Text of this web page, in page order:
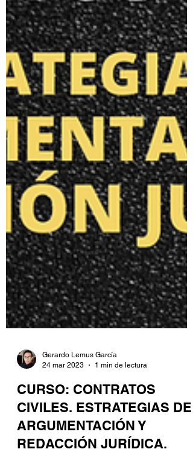
Gerardo Lemus García
1 min de lectura
CURSO: CONTRATOS